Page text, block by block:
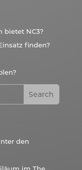
bietet NC3?
finden?
den